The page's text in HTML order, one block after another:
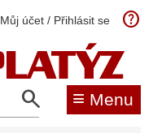
Můj účet / Přihlásit se help
search ≡ Menu